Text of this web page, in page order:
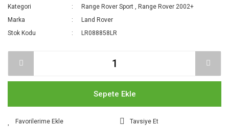
Kategori Range Rover Sport ,Range Rover 2002+
Marka
Land Rover
Stok Kodu
LR088858LR
Sepete Ekle
Tavsiye Et